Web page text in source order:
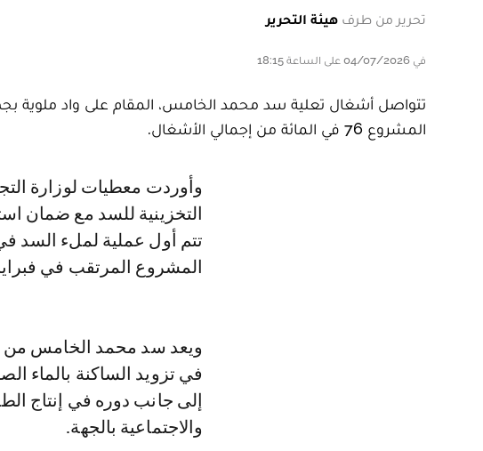
تحرير من طرف هيئة التحرير
في 04/07/2026 على الساعة 18:15
تتواصل أشغال تعلية سد محمد الخامس، المقام على واد ملوية
المشروع 76 في المائة من إجمالي الأشغال.
وأوردت معطيات لوزارة التجهيز والماء أن عملية التعلية ستمكن من رفع السعة
التخزينية للسد مع ضمان
المشروع المرتقب في فبراير
ويعد سد محمد الخامس من
في تزويد الساكنة بالماء
إلى جانب دوره في إنتاج
والاجتماعية بالجهة.